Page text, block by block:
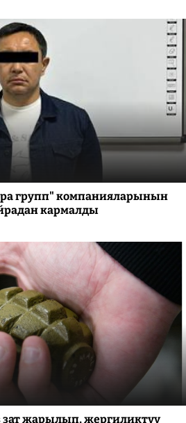
групп" компанияларынын
кармалды
жарылып, жергиликтүү